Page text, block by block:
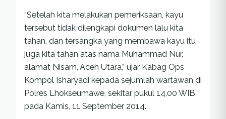
“Setelah kita melakukan pemeriksaan, kayu
tersebut tidak dilengkapi dokumen lalu kita
tahan, dan tersangka yang membawa kayu itu
juga kita tahan atas nama Muhammad Nur,
alamat Nisam, Aceh Utara,” ujar Kabag Ops
Kompol Isharyadi kepada sejumlah wartawan di
Polres Lhokseumawe, sekitar pukul 14.00 WIB
pada Kamis, 11 September 2014.